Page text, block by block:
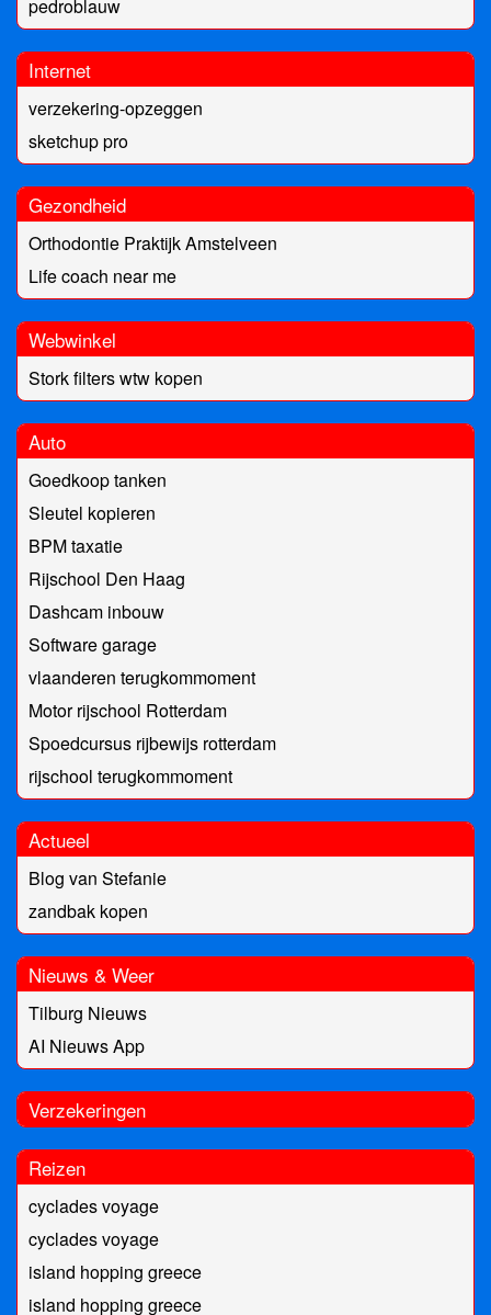
pedroblauw
Internet
verzekering-opzeggen
sketchup pro
Gezondheid
Orthodontie Praktijk Amstelveen
Life coach near me
Webwinkel
Stork filters wtw kopen
Auto
Goedkoop tanken
Sleutel kopieren
BPM taxatie
Rijschool Den Haag
Dashcam inbouw
Software garage
vlaanderen terugkommoment
Motor rijschool Rotterdam
Spoedcursus rijbewijs rotterdam
rijschool terugkommoment
Actueel
Blog van Stefanie
zandbak kopen
Nieuws & Weer
Tilburg Nieuws
AI Nieuws App
Verzekeringen
Reizen
cyclades voyage
cyclades voyage
island hopping greece
island hopping greece